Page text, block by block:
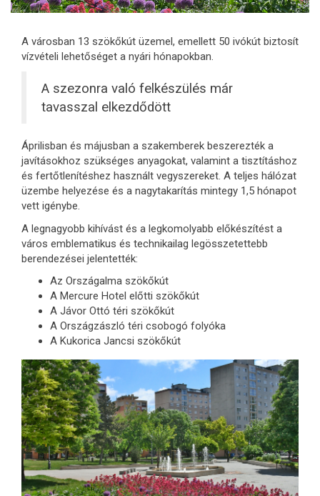
A városban 13 szökőkút üzemel, emellett 50 ivókút biztosít
vízvételi lehetőséget a nyári hónapokban.
A szezonra való felkészülés már
tavasszal elkezdődött
Áprilisban és májusban a szakemberek beszerezték a
javításokhoz szükséges anyagokat, valamint a tisztításhoz
és fertőtlenítéshez használt vegyszereket. A teljes hálózat
üzembe helyezése és a nagytakarítás mintegy 1,5 hónapot
vett igénybe.
A legnagyobb kihívást és a legkomolyabb előkészítést a
város emblematikus és technikailag legösszetettebb
berendezései jelentették:
Az Országalma szökőkút
A Mercure Hotel előtti szökőkút
A Jávor Ottó téri szökőkút
A Országzászló téri csobogó folyóka
A Kukorica Jancsi szökőkút